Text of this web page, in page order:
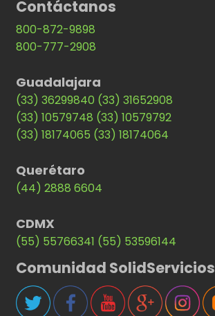
Contáctanos
800-872-9898
800-777-2908
Guadalajara
(33) 36299840 (33) 31652908
(33) 10579748 (33) 10579792
(33) 18174065 (33) 18174064
Querétaro
(44) 2888 6604
CDMX
(55) 55766341 (55) 53596144
Comunidad SolidServicios